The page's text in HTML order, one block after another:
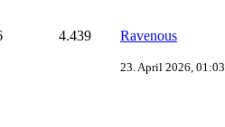
4.439 Ravenous
23. April 2026, 01:03